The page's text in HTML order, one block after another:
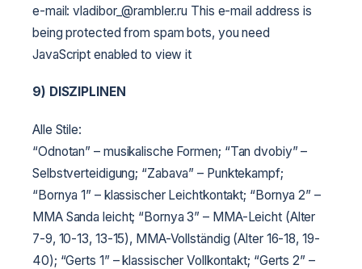
e-mail: vladibor_@rambler.ru This e-mail address is
being protected from spam bots, you need
JavaScript enabled to view it
9) DISZIPLINEN
Alle Stile:
“Odnotan” – musikalische Formen; “Tan dvobiy” –
Selbstverteidigung; “Zabava” – Punktekampf;
“Bornya 1” – klassischer Leichtkontakt; “Bornya 2” –
MMA Sanda leicht; “Bornya 3” – MMA-Leicht (Alter
7-9, 10-13, 13-15), MMA-Vollständig (Alter 16-18, 19-
40); “Gerts 1” – klassischer Vollkontakt; “Gerts 2” –